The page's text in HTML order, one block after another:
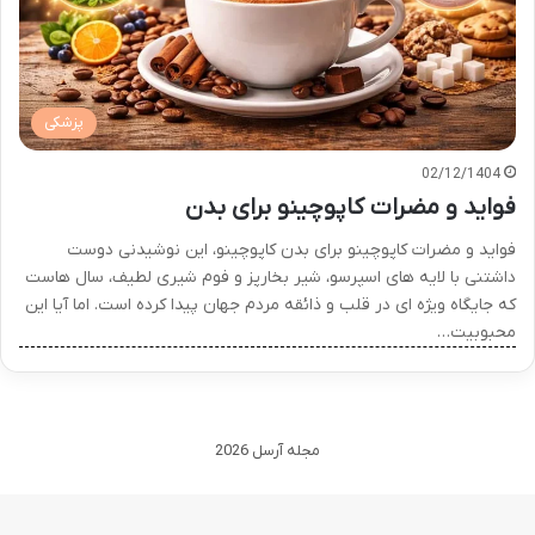
پزشکی
02/12/1404
فواید و مضرات کاپوچینو برای بدن
فواید و مضرات کاپوچینو برای بدن کاپوچینو، این نوشیدنی دوست
داشتنی با لایه های اسپرسو، شیر بخارپز و فوم شیری لطیف، سال هاست
که جایگاه ویژه ای در قلب و ذائقه مردم جهان پیدا کرده است. اما آیا این
محبوبیت…
مجله آرسل 2026